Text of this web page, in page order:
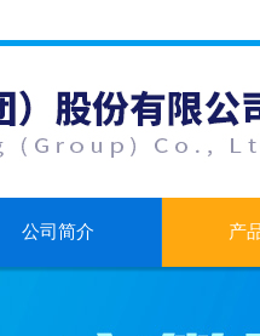
公司简介 产